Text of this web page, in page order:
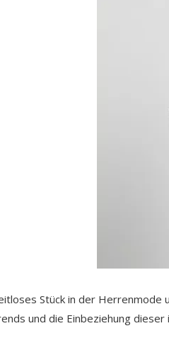
Stück in der
und die Einbeziehung